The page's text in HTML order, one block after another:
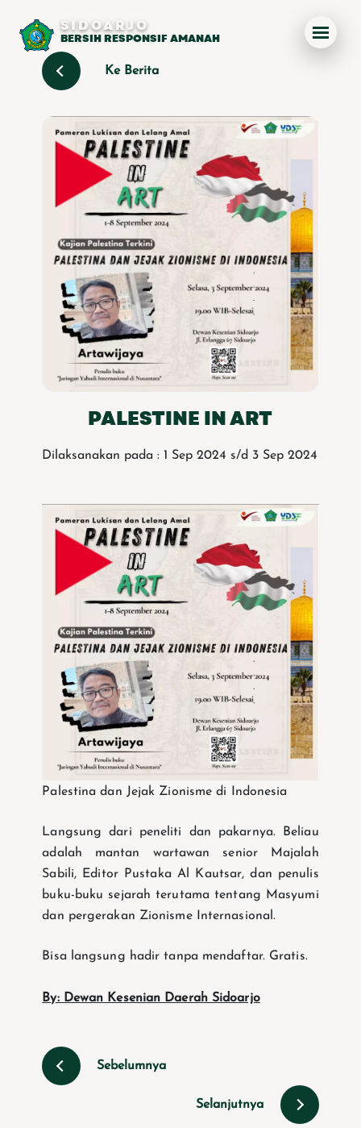
SIDOARJO
BERSIH RESPONSIF AMANAH
Ke Berita
PALESTINE IN ART
Dilaksanakan pada : 1 Sep 2024 s/d 3 Sep 2024
Palestina dan Jejak Zionisme di Indonesia
Langsung dari peneliti dan pakarnya. Beliau
adalah mantan wartawan senior Majalah
Sabili, Editor Pustaka Al Kautsar, dan penulis
buku-buku sejarah terutama tentang Masyumi
dan pergerakan Zionisme Internasional.
Bisa langsung hadir tanpa mendaftar. Gratis.
By: Dewan Kesenian Daerah Sidoarjo
Sebelumnya
Selanjutnya